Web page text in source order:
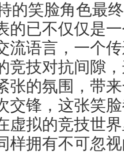
的笑脸角色最
的已不仅仅是
流语言，一个
竞技对抗间隙
张的氛围，带
交锋，这张笑
虚拟的竞技世
样拥有不可忽